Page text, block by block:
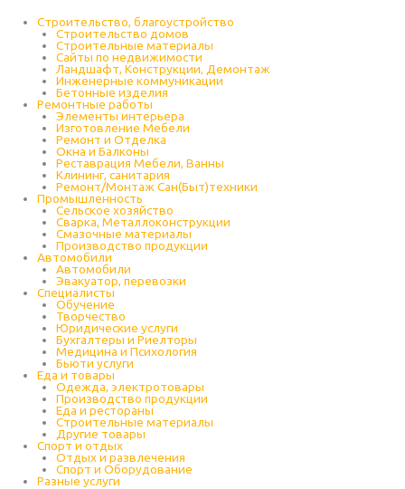
Строительство, благоустройство
Строительство домов
Строительные материалы
Сайты по недвижимости
Ландшафт, Конструкции, Демонтаж
Инженерные коммуникации
Бетонные изделия
Ремонтные работы
Элементы интерьера
Изготовление Мебели
Ремонт и Отделка
Окна и Балконы
Реставрация Мебели, Ванны
Клининг, санитария
Ремонт/Монтаж Сан(Быт)техники
Промышленность
Cельское хозяйство
Сварка, Металлоконструкции
Cмазочные материалы
Производство продукции
Автомобили
Автомобили
Эвакуатор, перевозки
Специалисты
Обучение
Творчество
Юридические услуги
Бухгалтеры и Риелторы
Медицина и Психология
Бьюти услуги
Еда и товары
Одежда, электротовары
Производство продукции
Еда и рестораны
Строительные материалы
Другие товары
Спорт и отдых
Отдых и развлечения
Спорт и Оборудование
Разные услуги